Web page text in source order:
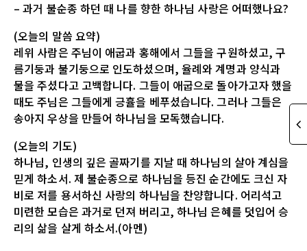
– 과거 불순종 하던 때 나를 향한 하나님 사랑은 어떠했나요?
(오늘의 말씀 요약)
레위 사람은 주님이 애굽과 홍해에서 그들을 구원하셨고, 구
름기둥과 불기둥으로 인도하셨으며, 율례와 계명과 양식과
물을 주셨다고 고백합니다. 그들이 애굽으로 돌아가고자 했을
때도 주님은 그들에게 긍휼을 베푸셨습니다. 그러나 그들은
송아지 우상을 만들어 하나님을 모독했습니다.
(오늘의 기도)
하나님, 인생의 깊은 골짜기를 지날 때 하나님의 살아 계심을
믿게 하소서. 제 불순종으로 하나님을 등진 순간에도 크신 자
비로 저를 용서하신 사랑의 하나님을 찬양합니다. 어리석고
미련한 모습은 과거로 던져 버리고, 하나님 은혜를 덧입어 승
리의 삶을 살게 하소서.(아멘)